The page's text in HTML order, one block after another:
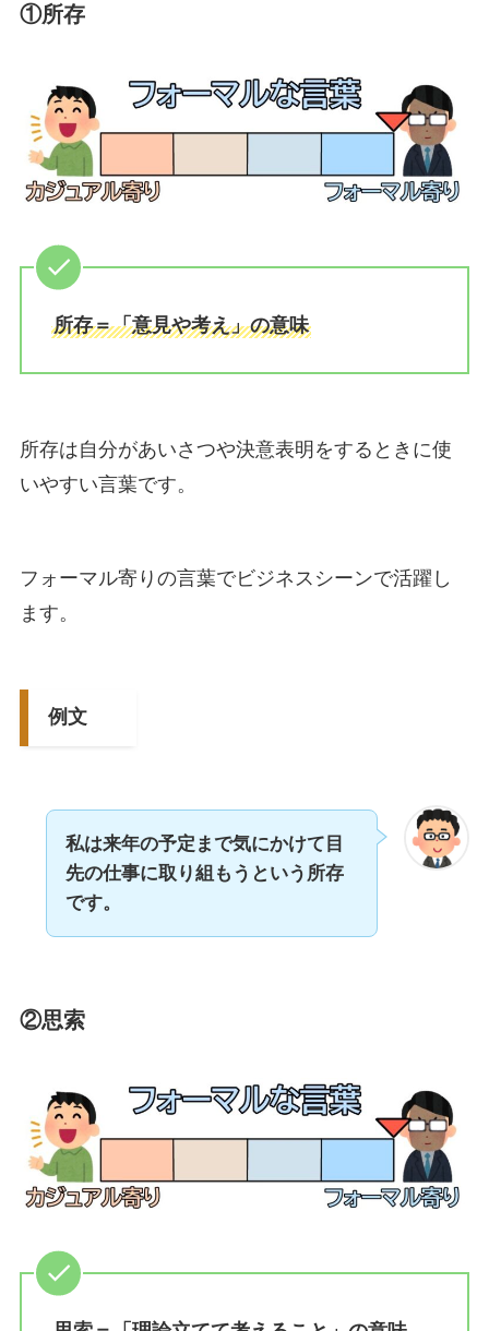
①所存
所存＝「意見や考え」の意味
所存は自分があいさつや決意表明をするときに使
いやすい言葉です。
フォーマル寄りの言葉でビジネスシーンで活躍し
ます。
例文
私は来年の予定まで気にかけて目
先の仕事に取り組もうという所存
です。
②思索